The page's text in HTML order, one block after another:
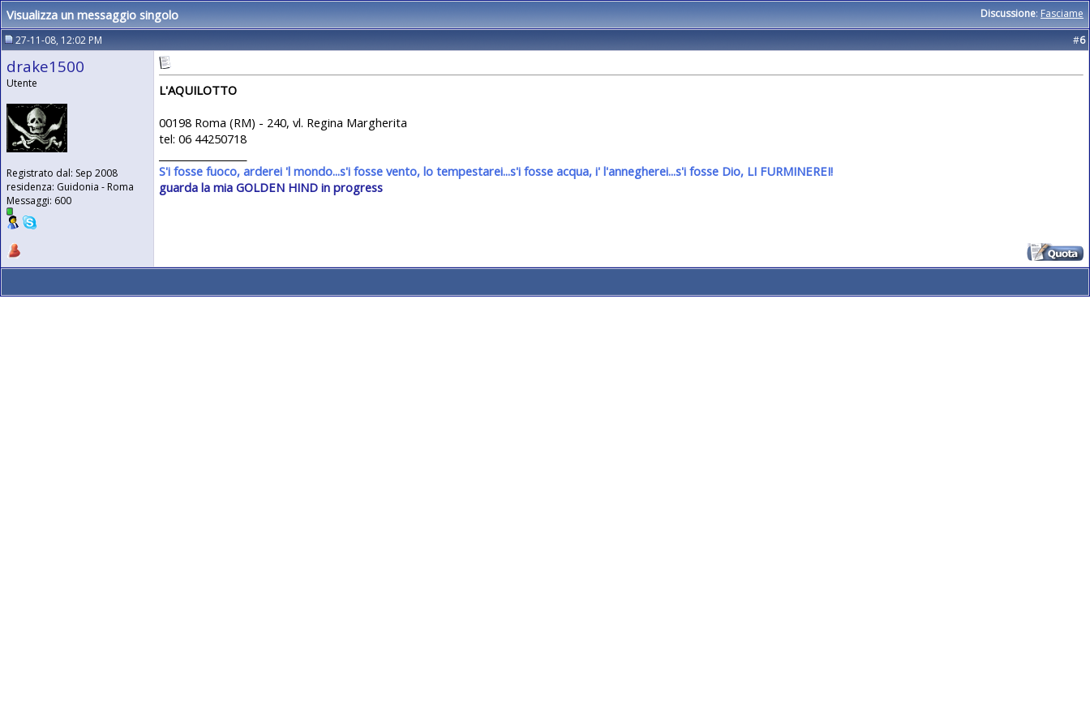
Discussione: Fasciame
Visualizza un messaggio singolo
27-11-08, 12:02 PM #6
drake1500
Utente
Registrato dal: Sep 2008
residenza: Guidonia - Roma
Messaggi: 600
L'AQUILOTTO
00198 Roma (RM) - 240, vl. Regina Margherita
tel: 06 44250718
S'i fosse fuoco, arderei 'l mondo...s'i fosse vento, lo tempestarei...s'i fosse acqua, i' l'annegherei...s'i fosse Dio, LI FURMINEREI!
guarda la mia GOLDEN HIND in progress